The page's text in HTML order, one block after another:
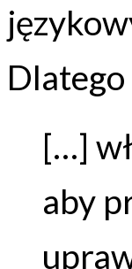
[…]
aby